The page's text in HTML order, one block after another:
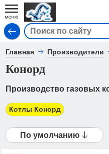
Главная Производители
Конорд
Производство газовых
Котлы Конорд
По умолчанию